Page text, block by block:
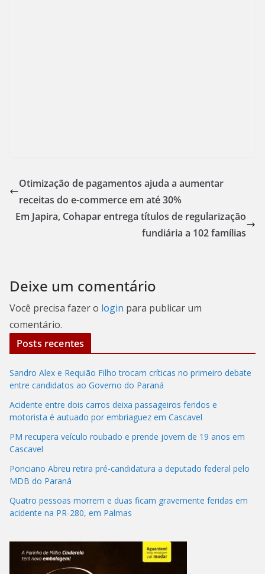
Otimização de pagamentos ajuda a aumentar
receitas do e-commerce em até 30%
Em Japira, Cohapar entrega títulos de regularização
fundiária a 102 famílias
Deixe um comentário
Você precisa fazer o login para publicar um
comentário.
Posts recentes
Sandro Alex e Requião Filho trocam críticas no primeiro debate
entre candidatos ao Governo do Paraná
Acidente entre dois carros deixa passageiros feridos e
motorista é autuado por embriaguez em Cascavel
PM recupera veículo roubado e prende jovem de 19 anos em
Cascavel
Ponciano Abreu retira pré-candidatura a deputado federal pelo
MDB do Paraná
Quatro pessoas morrem e duas ficam gravemente feridas em
acidente na PR-280, em Palmas